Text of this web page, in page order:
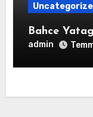
Bahce
admin